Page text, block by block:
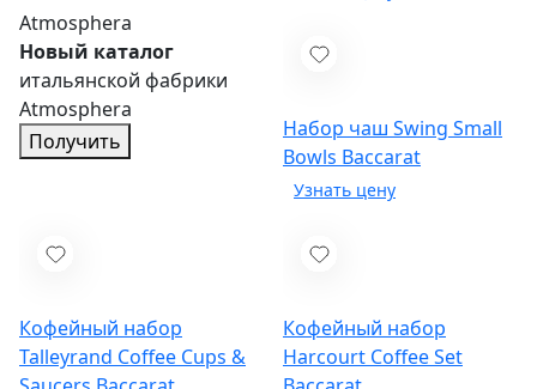
Atmosphera
Новый каталог
итальянской фабрики
Atmosphera
Получить
Набор чаш Swing Small
Bowls Baccarat
Кофейный набор
Talleyrand Coffee Cups &
Кофейный набор
Harcourt Coffee Set